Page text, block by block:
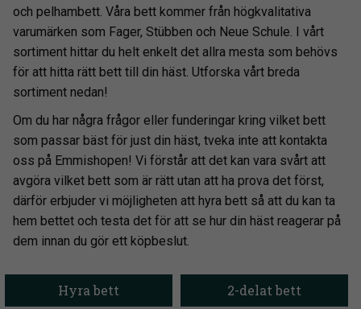
och pelhambett. Våra bett kommer från högkvalitativa
varumärken som Fager, Stübben och Neue Schule. I vårt
sortiment hittar du helt enkelt det allra mesta som behövs
för att hitta rätt bett till din häst. Utforska vårt breda
sortiment nedan!
Om du har några frågor eller funderingar kring vilket bett
som passar bäst för just din häst, tveka inte att kontakta
oss på Emmishopen! Vi förstår att det kan vara svårt att
avgöra vilket bett som är rätt utan att ha prova det först,
därför erbjuder vi möjligheten att hyra bett så att du kan ta
hem bettet och testa det för att se hur din häst reagerar på
dem innan du gör ett köpbeslut.
Hyra bett 2-delat bett